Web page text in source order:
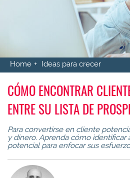
Home Ideas para crecer
CÓMO ENCONTRAR
ENTRE SU LISTA DE
Para convertirse en cliente
y dinero. Aprenda cómo identificar
potencial para enfocar sus